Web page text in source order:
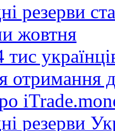
резерви
жовтня
резерви